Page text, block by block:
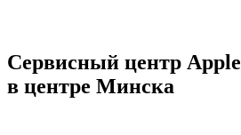
Сервисный центр Apple
в центре Минска